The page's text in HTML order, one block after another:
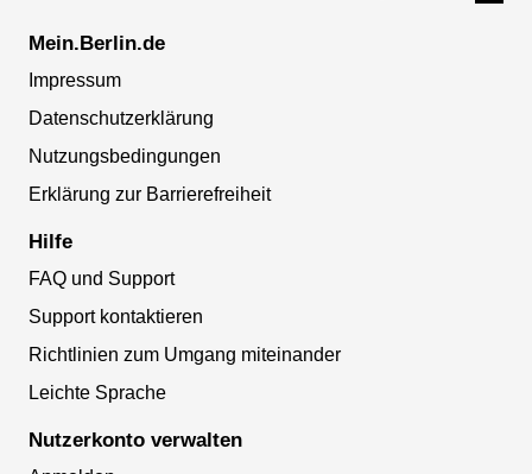
Mein.Berlin.de
Impressum
Datenschutzerklärung
Nutzungsbedingungen
Erklärung zur Barrierefreiheit
Hilfe
FAQ und Support
Support kontaktieren
Richtlinien zum Umgang miteinander
Leichte Sprache
Nutzerkonto verwalten